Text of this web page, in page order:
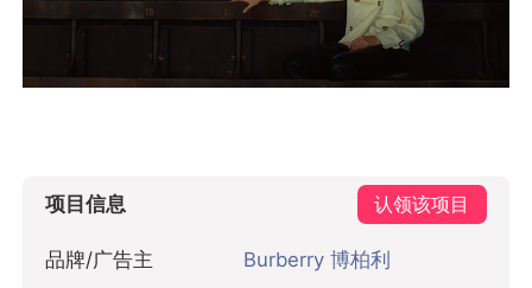
项目信息 认领该项目
品牌/广告主 Burberry 博柏利